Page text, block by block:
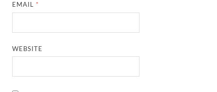
EMAIL *
WEBSITE